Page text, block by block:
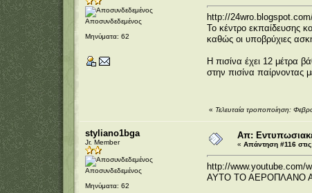
Αποσυνδεδεμένος
Μηνύματα: 62
http://
Το κέντρο εκπαίδευσης
καθώς οι υποβρύχιες
Η πισίνα έχει 12 μέτρα
στην πισίνα παίρνοντας
« Τελευταία τροποποίηση:
styliano1bga
Jr. Member
Αποσυνδεδεμένος
Μηνύματα: 62
Απ:
« Απάντηση #116
http://www.youtube.com/
ΑΥΤΟ ΤΟ ΑΕΡΟΠΛΑΝΟ